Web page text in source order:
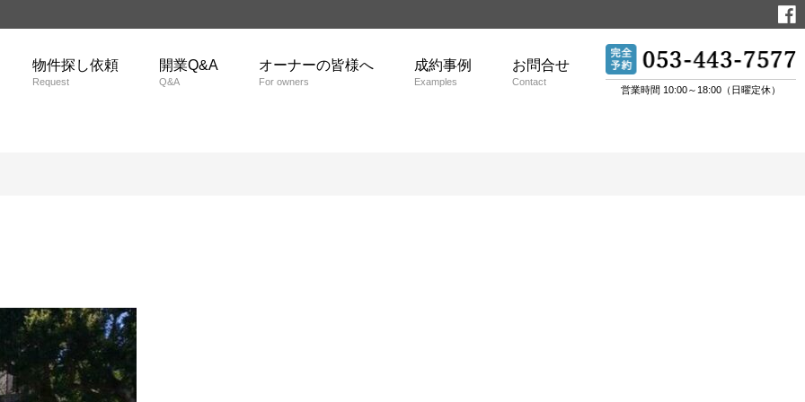
物件探し依頼
Request
開業Q&A
Q&A
オーナーの皆様へ
For owners
成約事例
Examples
お問合せ
Contact
営業時間 10:00～18:00（日曜定休）